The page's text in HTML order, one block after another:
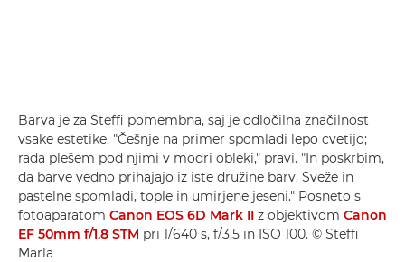
Barva je za Steffi pomembna, saj je odločilna značilnost
vsake estetike. "Češnje na primer spomladi lepo cvetijo;
rada plešem pod njimi v modri obleki," pravi. "In poskrbim,
da barve vedno prihajajo iz iste družine barv. Sveže in
pastelne spomladi, tople in umirjene jeseni." Posneto s
fotoaparatom Canon EOS 6D Mark II z objektivom Canon
EF 50mm f/1.8 STM pri 1/640 s, f/3,5 in ISO 100. © Steffi
Marla